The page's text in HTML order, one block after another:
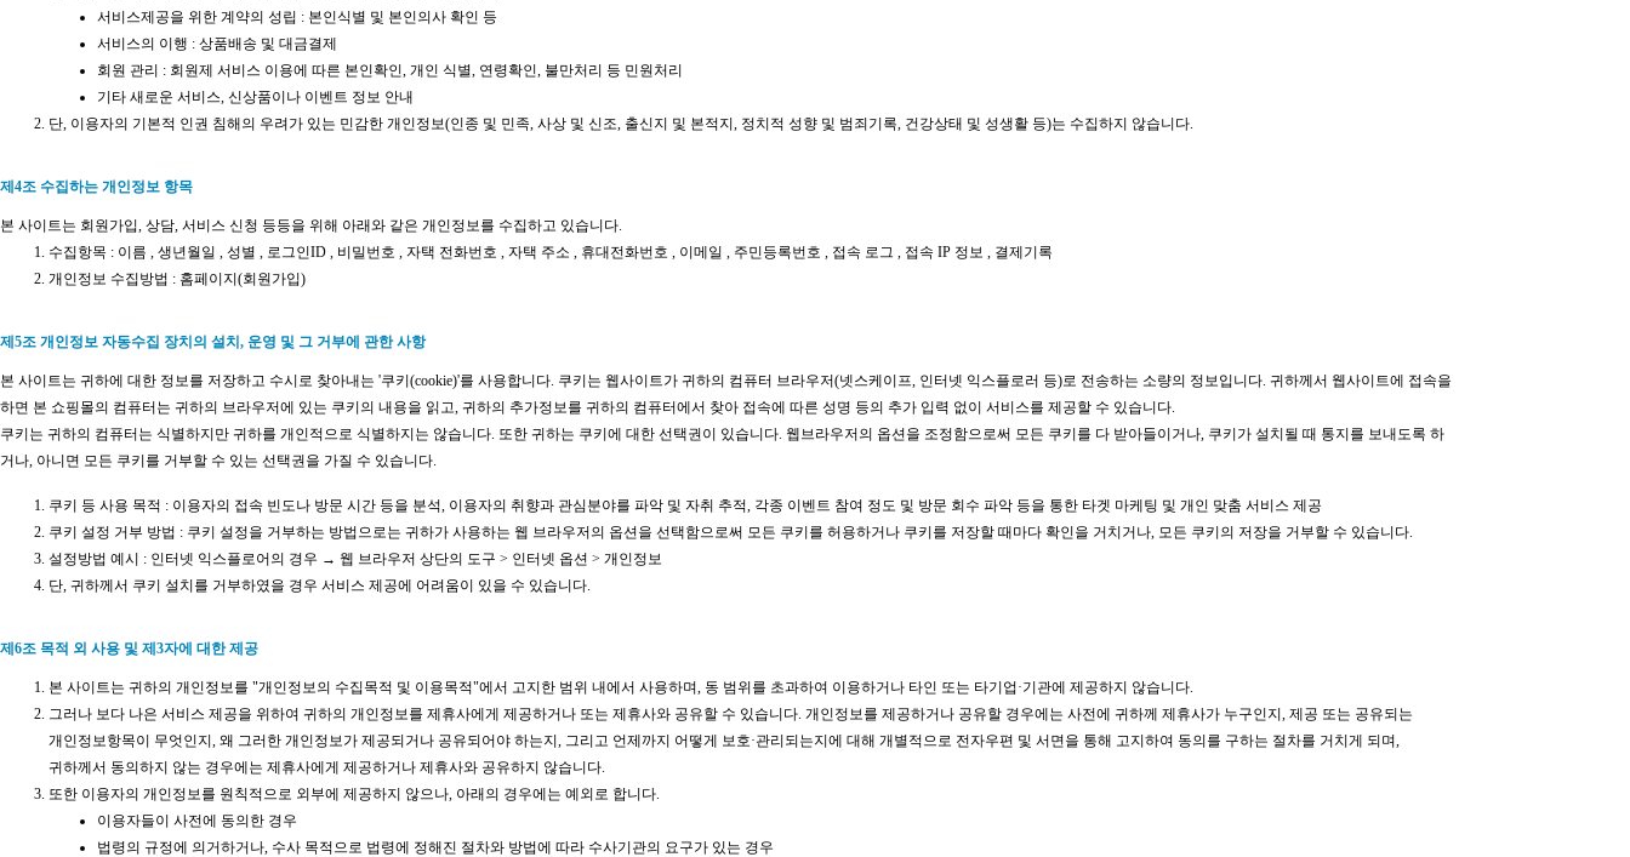
서비스제공을 위한 계약의 성립 : 본인식별 및 본인의사 확인 등
서비스의 이행 : 상품배송 및 대금결제
회원 관리 : 회원제 서비스 이용에 따른 본인확인, 개인 식별, 연령확인, 불만처리 등 민원처리
기타 새로운 서비스, 신상품이나 이벤트 정보 안내
단, 이용자의 기본적 인권 침해의 우려가 있는 민감한 개인정보(인종 및 민족, 사상 및 신조, 출신지 및 본적지, 정치적 성향 및 범죄기록, 건강상태 및 성생활 등)는 수집하지 않습니다.
제4조 수집하는 개인정보 항목
본 사이트는 회원가입, 상담, 서비스 신청 등등을 위해 아래와 같은 개인정보를 수집하고 있습니다.
수집항목 : 이름 , 생년월일 , 성별 , 로그인ID , 비밀번호 , 자택 전화번호 , 자택 주소 , 휴대전화번호 , 이메일 , 주민등록번호 , 접속 로그 , 접속 IP 정보 , 결제기록
개인정보 수집방법 : 홈페이지(회원가입)
제5조 개인정보 자동수집 장치의 설치, 운영 및 그 거부에 관한 사항
본 사이트는 귀하에 대한 정보를 저장하고 수시로 찾아내는 '쿠키(cookie)'를 사용합니다. 쿠키는 웹사이트가 귀하의 컴퓨터 브라우저(넷스케이프, 인터넷 익스플로러 등)로 전송하는 소량의 정보입니다. 귀하께서 웹사이트에 접속을
하면 본 쇼핑몰의 컴퓨터는 귀하의 브라우저에 있는 쿠키의 내용을 읽고, 귀하의 추가정보를 귀하의 컴퓨터에서 찾아 접속에 따른 성명 등의 추가 입력 없이 서비스를 제공할 수 있습니다.
쿠키는 귀하의 컴퓨터는 식별하지만 귀하를 개인적으로 식별하지는 않습니다. 또한 귀하는 쿠키에 대한 선택권이 있습니다. 웹브라우저의 옵션을 조정함으로써 모든 쿠키를 다 받아들이거나, 쿠키가 설치될 때 통지를 보내도록 하
거나, 아니면 모든 쿠키를 거부할 수 있는 선택권을 가질 수 있습니다.
쿠키 등 사용 목적 : 이용자의 접속 빈도나 방문 시간 등을 분석, 이용자의 취향과 관심분야를 파악 및 자취 추적, 각종 이벤트 참여 정도 및 방문 회수 파악 등을 통한 타겟 마케팅 및 개인 맞춤 서비스 제공
쿠키 설정 거부 방법 : 쿠키 설정을 거부하는 방법으로는 귀하가 사용하는 웹 브라우저의 옵션을 선택함으로써 모든 쿠키를 허용하거나 쿠키를 저장할 때마다 확인을 거치거나, 모든 쿠키의 저장을 거부할 수 있습니다.
설정방법 예시 : 인터넷 익스플로어의 경우 → 웹 브라우저 상단의 도구 > 인터넷 옵션 > 개인정보
단, 귀하께서 쿠키 설치를 거부하였을 경우 서비스 제공에 어려움이 있을 수 있습니다.
제6조 목적 외 사용 및 제3자에 대한 제공
본 사이트는 귀하의 개인정보를 "개인정보의 수집목적 및 이용목적"에서 고지한 범위 내에서 사용하며, 동 범위를 초과하여 이용하거나 타인 또는 타기업·기관에 제공하지 않습니다.
그러나 보다 나은 서비스 제공을 위하여 귀하의 개인정보를 제휴사에게 제공하거나 또는 제휴사와 공유할 수 있습니다. 개인정보를 제공하거나 공유할 경우에는 사전에 귀하께 제휴사가 누구인지, 제공 또는 공유되는
개인정보항목이 무엇인지, 왜 그러한 개인정보가 제공되거나 공유되어야 하는지, 그리고 언제까지 어떻게 보호·관리되는지에 대해 개별적으로 전자우편 및 서면을 통해 고지하여 동의를 구하는 절차를 거치게 되며,
귀하께서 동의하지 않는 경우에는 제휴사에게 제공하거나 제휴사와 공유하지 않습니다.
또한 이용자의 개인정보를 원칙적으로 외부에 제공하지 않으나, 아래의 경우에는 예외로 합니다.
이용자들이 사전에 동의한 경우
법령의 규정에 의거하거나, 수사 목적으로 법령에 정해진 절차와 방법에 따라 수사기관의 요구가 있는 경우